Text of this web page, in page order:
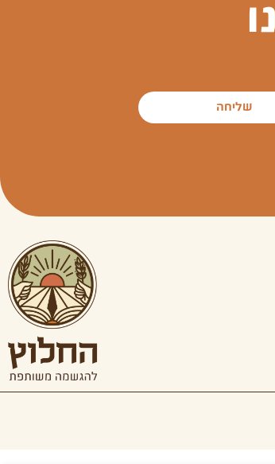
שליחה